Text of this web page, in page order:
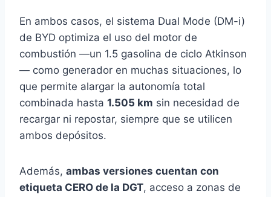
En ambos casos, el sistema Dual Mode (DM-i)
de BYD optimiza el uso del motor de
combustión —un 1.5 gasolina de ciclo Atkinson
— como generador en muchas situaciones, lo
que permite alargar la autonomía total
combinada hasta 1.505 km sin necesidad de
recargar ni repostar, siempre que se utilicen
ambos depósitos.
Además, ambas versiones cuentan con
etiqueta CERO de la DGT, acceso a zonas de